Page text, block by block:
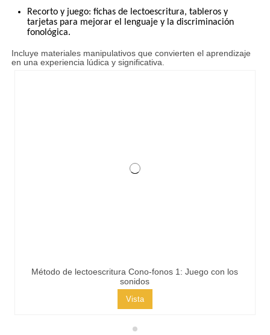
Recorto y juego: fichas de lectoescritura, tableros y
tarjetas para mejorar el lenguaje y la discriminación
fonológica.
Incluye materiales manipulativos que convierten el aprendizaje
en una experiencia lúdica y significativa.
Método de lectoescritura Cono-fonos 1: Juego con los
sonidos
Vista